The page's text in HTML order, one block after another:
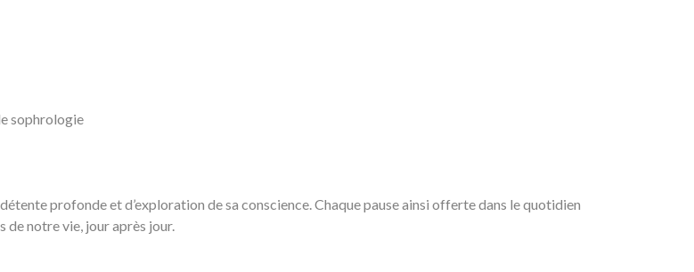
sophrologie
profonde et d’exploration de sa conscience. Chaque pause ainsi offerte dans le quotidien
de notre vie, jour après jour.